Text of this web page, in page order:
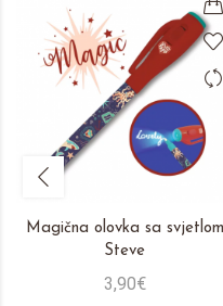
Magična olovka sa svjetlom
Steve
3,90€